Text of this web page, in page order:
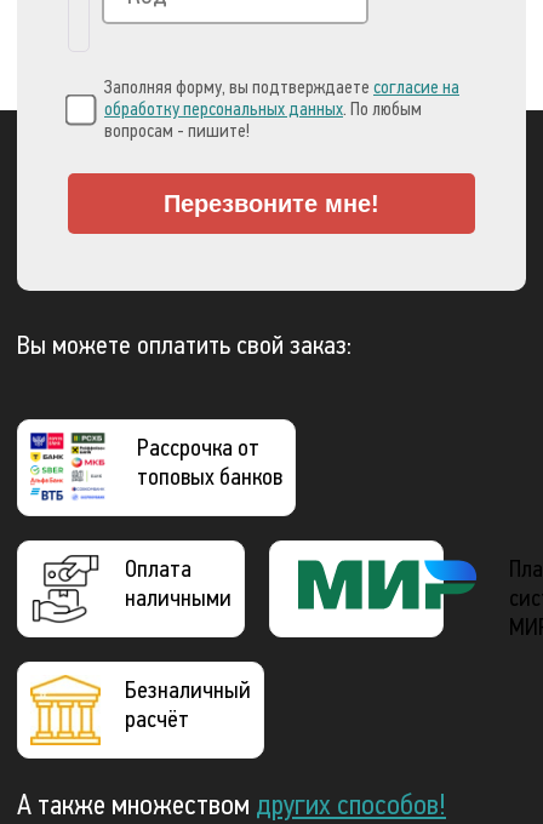
Заполняя форму, вы подтверждаете согласие на
обработку персональных данных. По любым
вопросам - пишите!
Перезвоните мне!
Вы можете оплатить свой заказ:
Рассрочка от
топовых банков
Оплата
наличными
Безналичный
расчёт
А также множеством других способов!